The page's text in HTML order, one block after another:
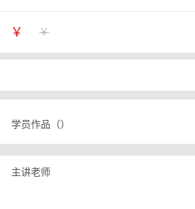
￥ ￥
学员作品（）
主讲老师